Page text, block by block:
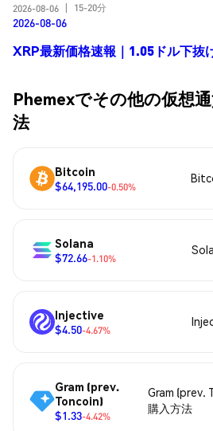
2026-08-06
15-20分
2026-08-06
XRP最新価格速報｜1.05ドル下抜
Phemexでその他の仮想
法
Bitcoin
$64,195.00-0.50%
Solana
$72.66-1.10%
Injective
$4.50-4.67%
Gram (prev.
Toncoin)
$1.33-4.42%
Gram (prev.
購入方法